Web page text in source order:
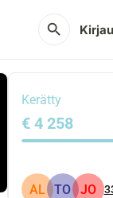
search
Kerätty
€ 4 258
AL TO JO